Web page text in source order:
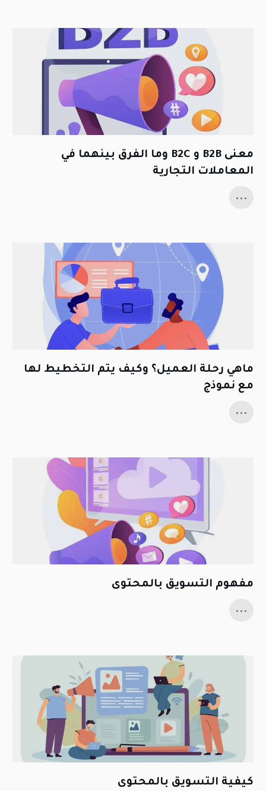
معنى B2B و B2C وما الفرق بينهما في
المعاملات التجارية
...
ماهي رحلة العميل؟ وكيف يتم التخطيط لها
مع نموذج
...
مفهوم التسويق بالمحتوى
...
كيفية التسويق بالمحتوى